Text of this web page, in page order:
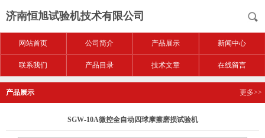
济南恒旭试验机技术有限公司
网站首页 公司简介 产品展示 新闻中心
联系我们 产品目录 技术文章 在线留言
产品展示 更多>>
SGW-10A微控全自动四球摩擦磨损试验机